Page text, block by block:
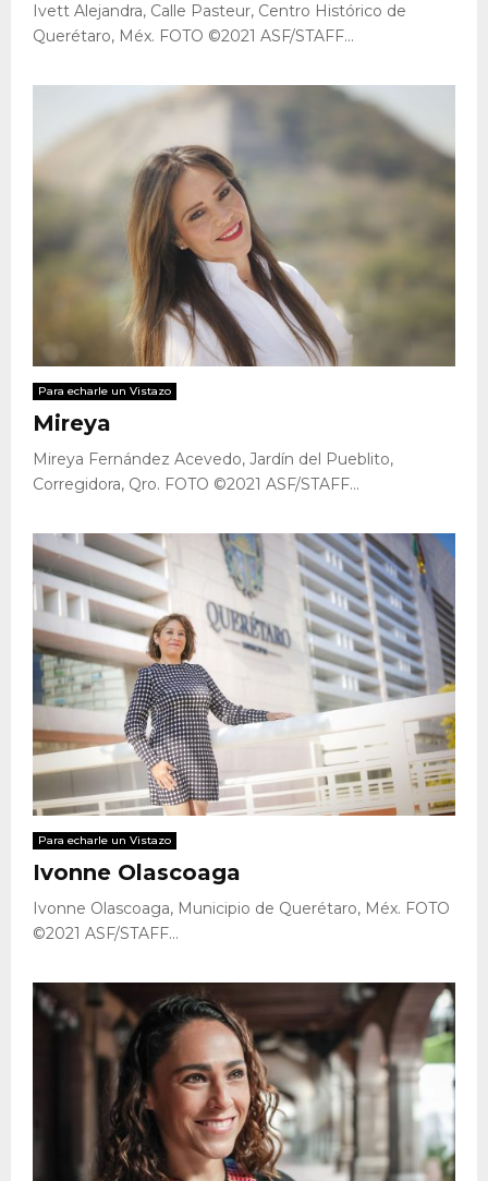
Ivett Alejandra, Calle Pasteur, Centro Histórico de
Querétaro, Méx. FOTO ©2021 ASF/STAFF...
Para echarle un Vistazo
Mireya
Mireya Fernández Acevedo, Jardín del Pueblito,
Corregidora, Qro. FOTO ©2021 ASF/STAFF...
Para echarle un Vistazo
Ivonne Olascoaga
Ivonne Olascoaga, Municipio de Querétaro, Méx. FOTO
©2021 ASF/STAFF...